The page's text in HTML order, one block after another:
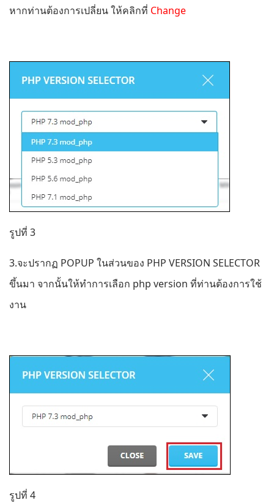
หากท่านต้องการเปลี่ยน ให้คลิกที่ Change
รูปที่ 3
3.จะปรากฏ POPUP ในส่วนของ PHP VERSION SELECTOR
ขึ้นมา จากนั้นให้ทำการเลือก php version ที่ท่านต้องการใช้
งาน
รูปที่ 4